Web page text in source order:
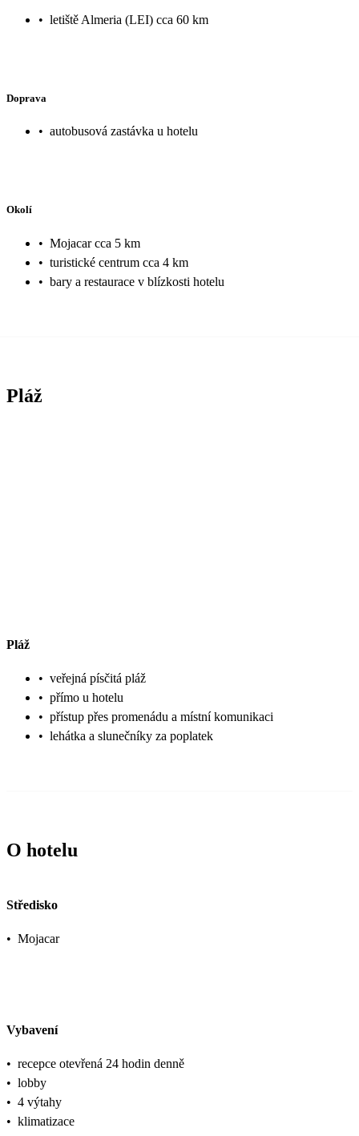
• letiště Almeria (LEI) cca 60 km
Doprava
• autobusová zastávka u hotelu
Okolí
• Mojacar cca 5 km
• turistické centrum cca 4 km
• bary a restaurace v blízkosti hotelu
Pláž
Pláž
• veřejná písčitá pláž
• přímo u hotelu
• přístup přes promenádu a místní komunikaci
• lehátka a slunečníky za poplatek
O hotelu
Středisko
• Mojacar
Vybavení
• recepce otevřená 24 hodin denně
• lobby
• 4 výtahy
• klimatizace